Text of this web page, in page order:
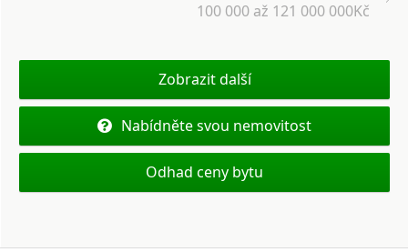
100 000 až 121 000 000Kč
Zobrazit další
Nabídněte svou nemovitost
Odhad ceny bytu